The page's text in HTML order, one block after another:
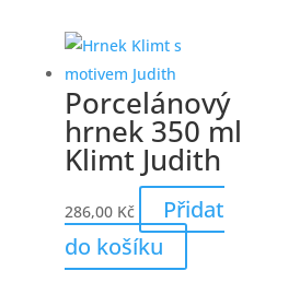
Porcelánový
hrnek 350 ml
Klimt Judith
286,00 Kč
Přidat
do košíku